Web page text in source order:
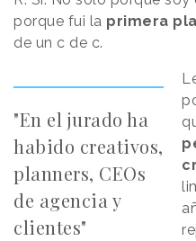
porque fui la primera
de un c de c.
"En el jurado ha
habido creativos,
planners, CEOs
de agencia y
clientes"